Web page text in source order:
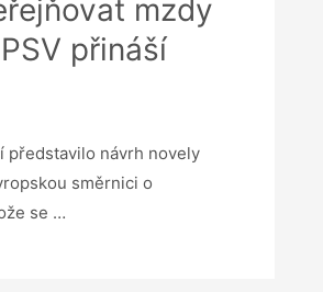
mzdy
přináší
představilo návrh novely
směrnici o
se …